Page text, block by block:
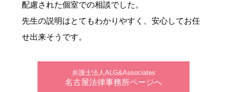
配慮された個室での相談でした。
先生の説明はとてもわかりやすく、安心してお任
せ出来そうです。
弁護士法人ALG&Associates
名古屋法律事務所ページへ